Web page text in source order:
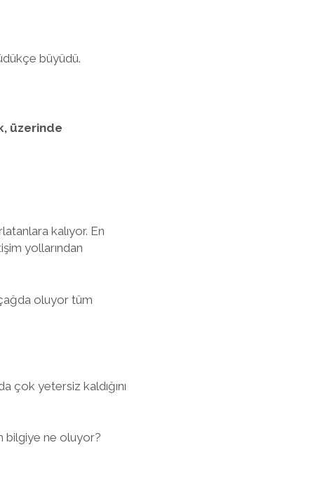
büyüdü.
üzerinde
kalıyor. En
yollarından
çağda oluyor tüm
çok yetersiz kaldığını
bilgiye ne oluyor?